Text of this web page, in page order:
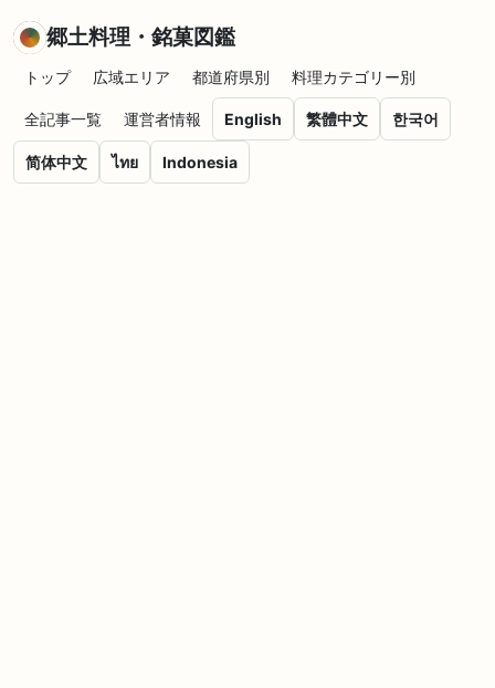
郷土料理・銘菓図鑑
トップ 広域エリア 都道府県別 料理カテゴリー別
全記事一覧 運営者情報 English 繁體中文 한국어
简体中文 ไทย Indonesia